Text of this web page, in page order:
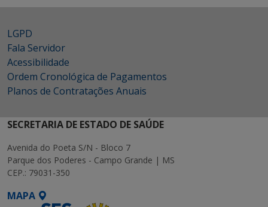
LGPD
Fala Servidor
Acessibilidade
Ordem Cronológica de Pagamentos
Planos de Contratações Anuais
SECRETARIA DE ESTADO DE SAÚDE
Avenida do Poeta S/N - Bloco 7
Parque dos Poderes - Campo Grande | MS
CEP.: 79031-350
MAPA